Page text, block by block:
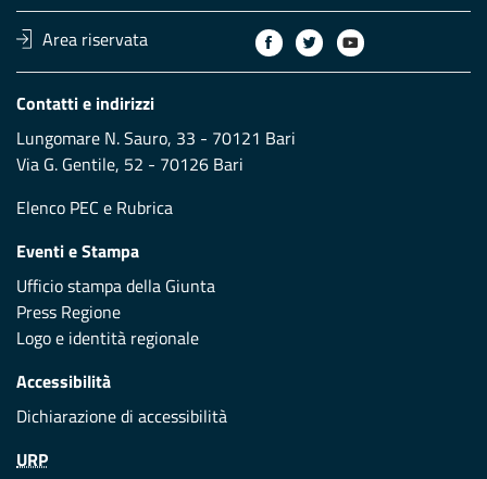
Area riservata
Contatti e indirizzi
Lungomare N. Sauro, 33 - 70121 Bari
Via G. Gentile, 52 - 70126 Bari
Elenco PEC e Rubrica
Eventi e Stampa
Ufficio stampa della Giunta
Press Regione
Logo e identità regionale
Accessibilità
Dichiarazione di accessibilità
URP